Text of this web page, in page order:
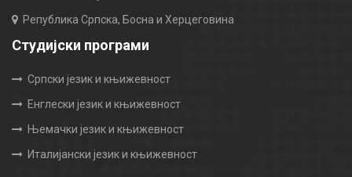
Република Српска, Босна и Херцеговина
Студијски програми
Српски језик и књижевност
Енглески језик и књижевност
Њемачки језик и књижевност
Италијански језик и књижевност